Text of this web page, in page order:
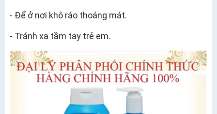
- Để ở nơi khô ráo thoáng mát.
- Tránh xa tầm tay trẻ em.